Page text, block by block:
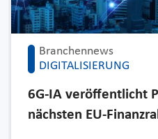
Branchennews
DIGITALISIERUNG
6G-IA veröffentlicht
nächsten EU-